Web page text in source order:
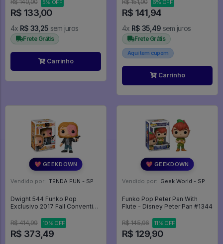
R$ 140,00 5% OFF
R$ 133,00
4x R$ 33,25 sem juros
Frete Grátis
Carrinho
R$ 151,00 6% OFF
R$ 141,94
4x R$ 35,49 sem juros
Frete Grátis
Aqui tem cupom
Carrinho
💖 GEEKDOWN
Vendido por: TENDA FUN - SP
Dwight 544 Funko Pop
Exclusivo 2017 Fall Convention
Walking Dead - #544 - Funko
Pop - #544 - FUNKO POP
#544
R$ 414,99 10% OFF
R$ 373,49
💖 GEEKDOWN
Vendido por: Geek World - SP
Funko Pop Peter Pan With
Flute - Disney Peter Pan #1344
R$ 145,96 11% OFF
R$ 129,90